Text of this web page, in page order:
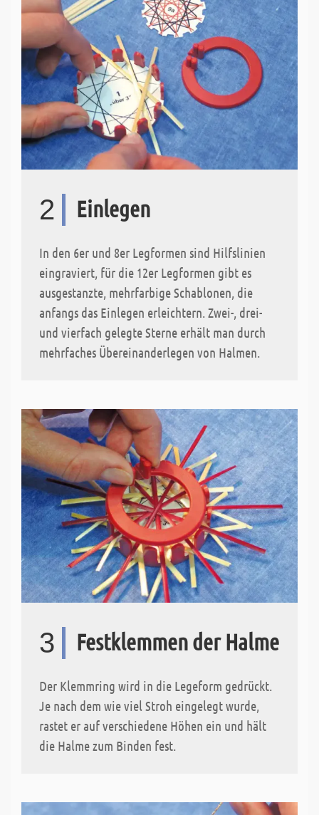
2 Einlegen
In den 6er und 8er Legformen sind Hilfslinien
eingraviert, für die 12er Legformen gibt es
ausgestanzte, mehrfarbige Schablonen, die
anfangs das Einlegen erleichtern. Zwei-, drei-
und vierfach gelegte Sterne erhält man durch
mehrfaches Übereinanderlegen von Halmen.
3 Festklemmen der Halme
Der Klemmring wird in die Legeform gedrückt.
Je nach dem wie viel Stroh eingelegt wurde,
rastet er auf verschiedene Höhen ein und hält
die Halme zum Binden fest.